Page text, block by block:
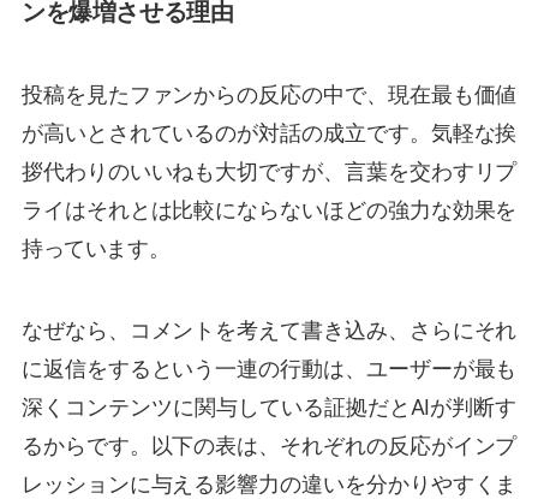
ンを爆増させる理由
投稿を見たファンからの反応の中で、現在最も価値
が高いとされているのが対話の成立です。気軽な挨
拶代わりのいいねも大切ですが、言葉を交わすリプ
ライはそれとは比較にならないほどの強力な効果を
持っています。
なぜなら、コメントを考えて書き込み、さらにそれ
に返信をするという一連の行動は、ユーザーが最も
深くコンテンツに関与している証拠だとAIが判断す
るからです。以下の表は、それぞれの反応がインプ
レッションに与える影響力の違いを分かりやすくま